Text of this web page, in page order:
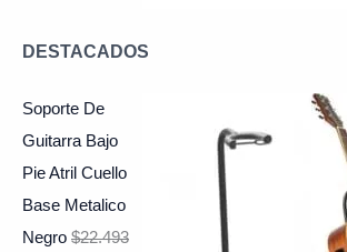
DESTACADOS
Soporte De
Guitarra Bajo
Pie Atril Cuello
Base Metalico
Negro $22.493